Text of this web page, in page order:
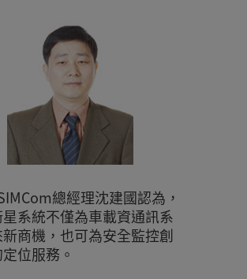
總經理沈建國認為，
系統不僅為車載資通訊系
商機，也可為安全監控創
位服務。